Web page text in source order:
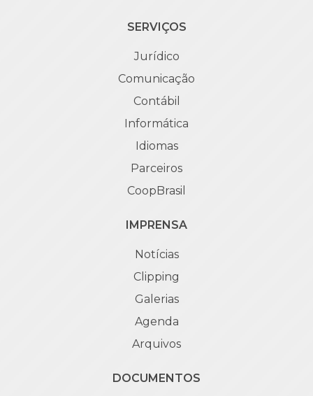
SERVIÇOS
Jurídico
Comunicação
Contábil
Informática
Idiomas
Parceiros
CoopBrasil
IMPRENSA
Notícias
Clipping
Galerias
Agenda
Arquivos
DOCUMENTOS